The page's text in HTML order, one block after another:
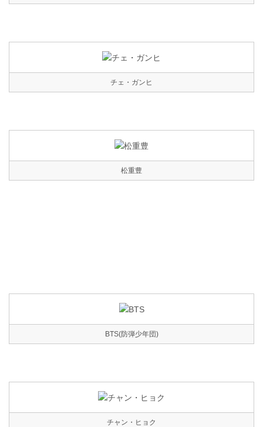
チェ・ガンヒ
松重豊
BTS(防弾少年団)
チャン・ヒョク